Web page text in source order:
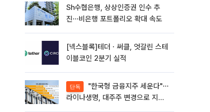
Sh수협은행, 상상인증권 인수 추
진⋯비은행 포트폴리오 확대 속도
[넥스블록]테더ㆍ써클, 엇갈린 스테
이블코인 2분기 실적
단독
라이나생명, 대주주 변경으로 지주